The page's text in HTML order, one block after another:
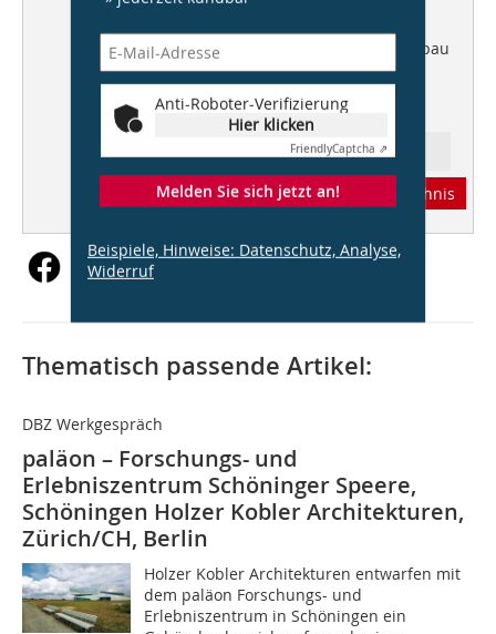
Initative bezahlbarer Wohnungsbau
DBZ Heftpate Prof. Christian
Schlüter, ACMS Architekten
Ressort: Architektur
Abonnement Inhaltsverzeichnis
Anti-Roboter-Verifizierung
Hier klicken
FriendlyCaptcha ⇗
Melden Sie sich jetzt an!
Beispiele, Hinweise: Datenschutz, Analyse,
Widerruf
Thematisch passende Artikel:
DBZ Werkgespräch
paläon – Forschungs- und
Erlebniszentrum Schöninger Speere,
Schöningen Holzer Kobler Architekturen,
Zürich/CH, Berlin
Holzer Kobler Architekturen entwarfen mit
dem paläon Forschungs- und
Erlebniszentrum in Schöningen ein